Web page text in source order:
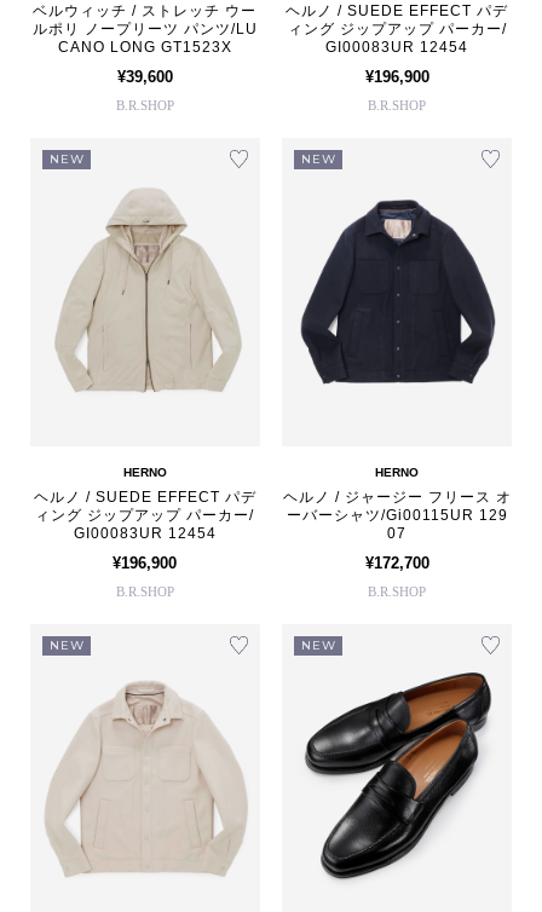
ベルウィッチ / ストレッチ ウー
ルポリ ノープリーツ パンツ/LU
CANO LONG GT1523X
¥39,600
B.R.SHOP
ヘルノ / SUEDE EFFECT パデ
ィング ジップアップ パーカー/
GI00083UR 12454
¥196,900
B.R.SHOP
NEW
HERNO
ヘルノ / SUEDE EFFECT パデ
ィング ジップアップ パーカー/
GI00083UR 12454
¥196,900
B.R.SHOP
NEW
HERNO
ヘルノ / ジャージー フリース オ
ーバーシャツ/Gi00115UR 129
07
¥172,700
B.R.SHOP
NEW NEW